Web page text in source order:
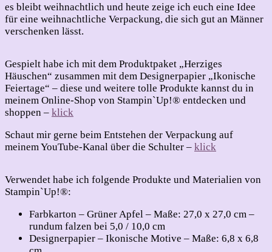
es bleibt weihnachtlich und heute zeige ich euch eine Idee
für eine weihnachtliche Verpackung, die sich gut an Männer
verschenken lässt.
Gespielt habe ich mit dem Produktpaket „Herziges
Häuschen“ zusammen mit dem Designerpapier „Ikonische
Feiertage“ – diese und weitere tolle Produkte kannst du in
meinem Online-Shop von Stampin`Up!® entdecken und
shoppen – klick
Schaut mir gerne beim Entstehen der Verpackung auf
meinem YouTube-Kanal über die Schulter – klick
Verwendet habe ich folgende Produkte und Materialien von
Stampin`Up!®:
Farbkarton – Grüner Apfel – Maße: 27,0 x 27,0 cm –
rundum falzen bei 5,0 / 10,0 cm
Designerpapier – Ikonische Motive – Maße: 6,8 x 6,8